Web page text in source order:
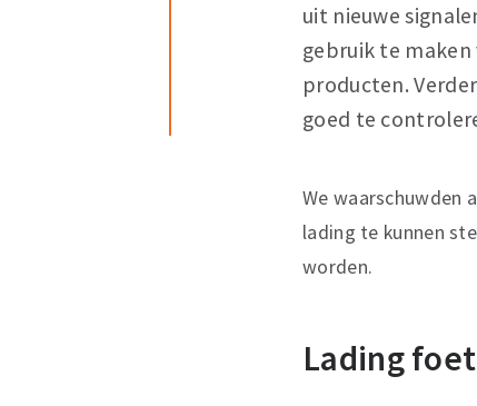
uit nieuwe
gebruik te
producten.
goed te
We waarschuwden
lading te kunnen
worden.
Lading